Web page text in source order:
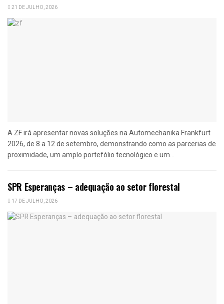
21 DE JULHO, 2026
A ZF irá apresentar novas soluções na Automechanika Frankfurt
2026, de 8 a 12 de setembro, demonstrando como as parcerias de
proximidade, um amplo portefólio tecnológico e um...
SPR Esperanças – adequação ao setor florestal
17 DE JULHO, 2026